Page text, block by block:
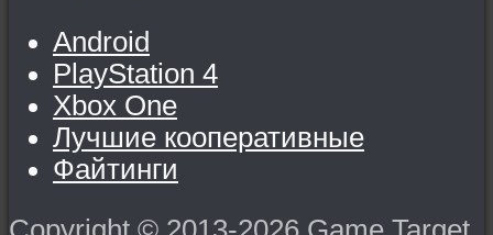
Android
PlayStation 4
Xbox One
Лучшие кооперативные
Файтинги